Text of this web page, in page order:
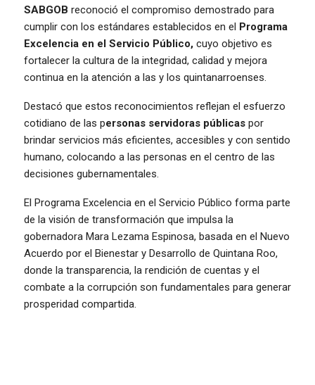
SABGOB reconoció el compromiso demostrado para
cumplir con los estándares establecidos en el Programa
Excelencia en el Servicio Público, cuyo objetivo es
fortalecer la cultura de la integridad, calidad y mejora
continua en la atención a las y los quintanarroenses.
Destacó que estos reconocimientos reflejan el esfuerzo
cotidiano de las personas servidoras públicas por
brindar servicios más eficientes, accesibles y con sentido
humano, colocando a las personas en el centro de las
decisiones gubernamentales.
El Programa Excelencia en el Servicio Público forma parte
de la visión de transformación que impulsa la
gobernadora Mara Lezama Espinosa, basada en el Nuevo
Acuerdo por el Bienestar y Desarrollo de Quintana Roo,
donde la transparencia, la rendición de cuentas y el
combate a la corrupción son fundamentales para generar
prosperidad compartida.